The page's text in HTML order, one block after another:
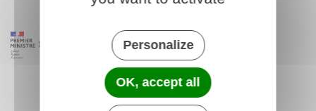
Personalize
OK, accept all